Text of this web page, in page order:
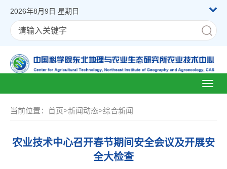
2026年8月9日 星期日
当前位置： 首页>新闻动态>综合新闻
农业技术中心召开春节期间安全会议及开展安
全大检查